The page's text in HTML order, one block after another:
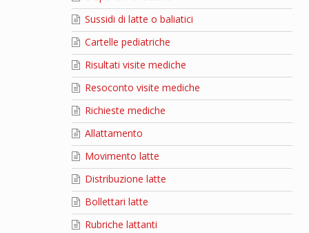
Sussidi di latte o baliatici
Cartelle pediatriche
Risultati visite mediche
Resoconto visite mediche
Richieste mediche
Allattamento
Movimento latte
Distribuzione latte
Bollettari latte
Rubriche lattanti